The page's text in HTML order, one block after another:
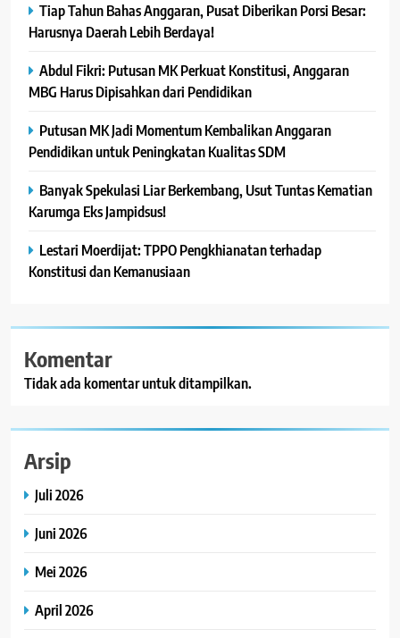
Tiap Tahun Bahas Anggaran, Pusat Diberikan Porsi Besar:
Harusnya Daerah Lebih Berdaya!
Abdul Fikri: Putusan MK Perkuat Konstitusi, Anggaran
MBG Harus Dipisahkan dari Pendidikan
Putusan MK Jadi Momentum Kembalikan Anggaran
Pendidikan untuk Peningkatan Kualitas SDM
Banyak Spekulasi Liar Berkembang, Usut Tuntas Kematian
Karumga Eks Jampidsus!
Lestari Moerdijat: TPPO Pengkhianatan terhadap
Konstitusi dan Kemanusiaan
Komentar
Tidak ada komentar untuk ditampilkan.
Arsip
Juli 2026
Juni 2026
Mei 2026
April 2026